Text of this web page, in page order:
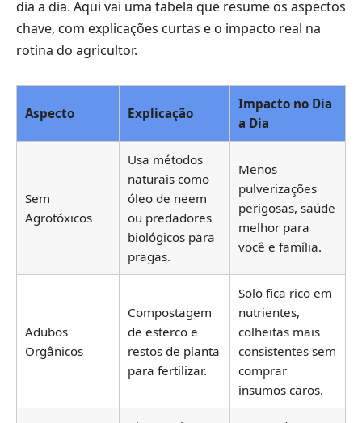
dia a dia. Aqui vai uma tabela que resume os aspectos
chave, com explicações curtas e o impacto real na
rotina do agricultor.
Aspecto Explicação
Impacto no Dia
a Dia
Sem
Agrotóxicos
Usa métodos
naturais como
óleo de neem
ou predadores
biológicos para
pragas.
Menos
pulverizações
perigosas, saúde
melhor para
você e família.
Adubos
Orgânicos
Compostagem
de esterco e
restos de planta
para fertilizar.
Solo fica rico em
nutrientes,
colheitas mais
consistentes sem
comprar
insumos caros.